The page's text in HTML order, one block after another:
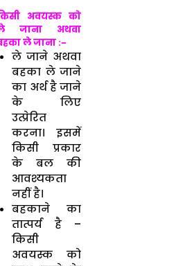
अवयस्क को
जाना अथवा
ले जाना :-
ले जाने अथवा
बहका ले जाने
का अर्थ है जाने
के लिए
उत्प्रेरित
करना। इसमें
किसी प्रकार
के बल की
आवश्यकता
नहीं है।
बहकाने का
तात्पर्य है –
किसी
अवयस्क को